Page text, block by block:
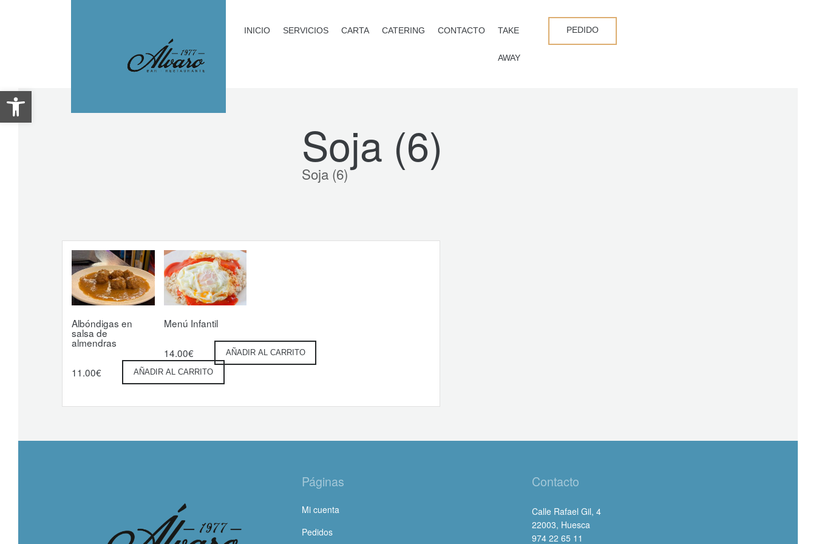
Abrir barra de herramientas
INICIO SERVICIOS CARTA CATERING CONTACTO TAKE
AWAY
PEDIDO
Soja (6)
Soja (6)
Albóndigas en
salsa de
almendras
11.00€ AÑADIR AL CARRITO
Menú Infantil
14.00€ AÑADIR AL CARRITO
Páginas
Mi cuenta
Pedidos
Contacto
Calle Rafael Gil, 4
22003, Huesca
974 22 65 11